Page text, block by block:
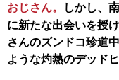
おじさん。
しかし、
に新たな出会いを授
さんのズンドコ珍道
ような灼熱のデッド